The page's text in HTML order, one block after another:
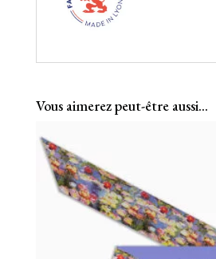
Vous aimerez peut-être aussi…